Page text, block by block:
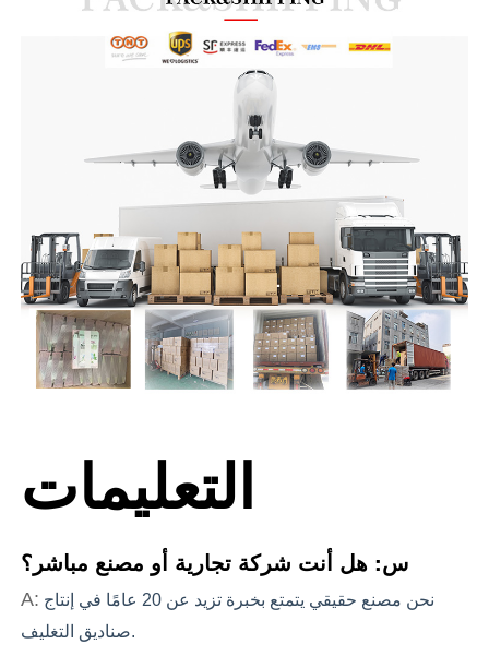
التعليمات
س: هل أنت شركة تجارية أو مصنع مباشر؟
A:
صناديق التغليف.